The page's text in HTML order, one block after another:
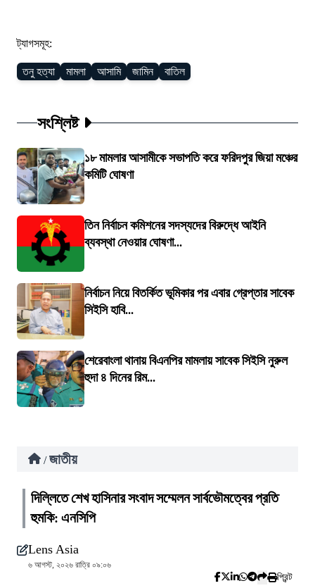
ট্যাগসমূহ:
তনু হত্যা মামলা আসামি জামিন বাতিল
সংশ্লিষ্ট
১৮ মামলার আসামীকে সভাপতি করে ফরিদপুর জিয়া মঞ্চের
কমিটি ঘোষণা
তিন নির্বাচন কমিশনের সদস্যদের বিরুদ্ধে আইনি
ব্যবস্থা নেওয়ার ঘোষণা...
নির্বাচন নিয়ে বিতর্কিত ভূমিকার পর এবার গ্রেপ্তার সাবেক
সিইসি হাবি...
শেরেবাংলা থানায় বিএনপির মামলায় সাবেক সিইসি নুরুল
হুদা ৪ দিনের রিম...
/ জাতীয়
দিল্লিতে শেখ হাসিনার সংবাদ সম্মেলন সার্বভৌমত্বের প্রতি
হুমকি: এনসিপি
Lens Asia
৬ আগস্ট, ২০২৬ রাত্রি ০৯:০৬
প্রিন্ট